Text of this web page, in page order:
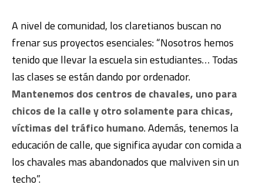
A nivel de comunidad, los claretianos buscan no
frenar sus proyectos esenciales: “Nosotros hemos
tenido que llevar la escuela sin estudiantes… Todas
las clases se están dando por ordenador.
Mantenemos dos centros de chavales, uno para
chicos de la calle y otro solamente para chicas,
víctimas del tráfico humano. Además, tenemos la
educación de calle, que significa ayudar con comida a
los chavales mas abandonados que malviven sin un
techo”.